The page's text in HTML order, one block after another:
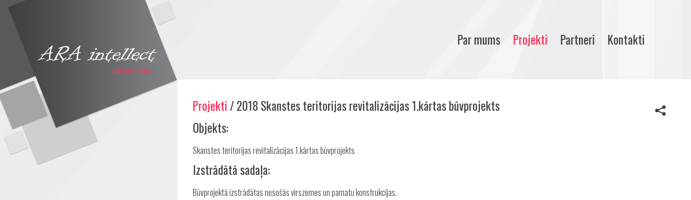
Par mums Projekti Partneri Kontakti
Share
Projekti/ 2018 Skanstes teritorijas revitalizācijas 1.kārtas būvprojekts
Objekts:
Skanstes teritorijas revitalizācijas 1.kārtas būvprojekts
Izstrādātā sadaļa:
Būvprojektā izstrādātas nesošās virszemes un pamatu konstrukcijas.